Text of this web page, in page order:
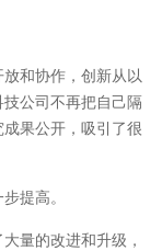
和协作，创新从以
公司不再把自己隔
果公开，吸引了很
提高。
量的改进和升级，